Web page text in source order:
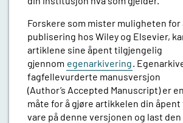
Forskere som mister muligheten for
publisering hos Wiley og Elsevier,
artiklene sine åpent tilgjengelig
gjennom egenarkivering.
fagfellevurderte manusversjon
(Author’s Accepted Manuscript) er
måte for å gjøre artikkelen din
vare på denne versjonen og last